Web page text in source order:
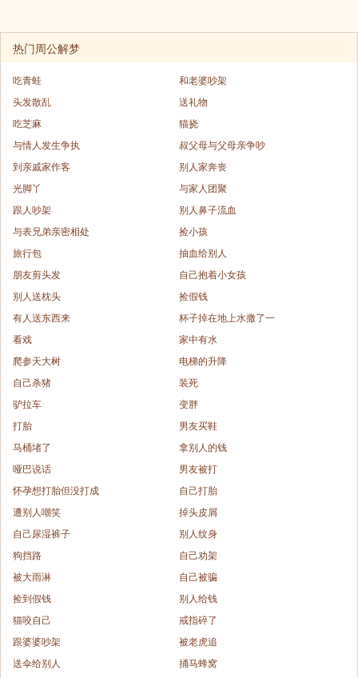
热门周公解梦
吃青蛙
和老婆吵架
头发散乱
送礼物
吃芝麻
猫挠
与情人发生争执
叔父母与父母亲争吵
到亲戚家作客
别人家奔丧
光脚丫
与家人团聚
跟人吵架
别人鼻子流血
与表兄弟亲密相处
捡小孩
旅行包
抽血给别人
朋友剪头发
自己抱着小女孩
别人送枕头
捡假钱
有人送东西来
杯子掉在地上水撒了一
看戏
家中有水
爬参天大树
电梯的升降
自己杀猪
装死
驴拉车
变胖
打胎
男友买鞋
马桶堵了
拿别人的钱
哑巴说话
男友被打
怀孕想打胎但没打成
自己打胎
遭别人嘲笑
掉头皮屑
自己尿湿裤子
别人纹身
狗挡路
自己劝架
被大雨淋
自己被骗
捡到假钱
别人给钱
猫咬自己
戒指碎了
跟婆婆吵架
被老虎追
送伞给别人
捅马蜂窝